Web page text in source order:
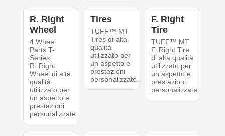
R. Right
Wheel
4 Wheel
Parts T-
Series
R. Right
Wheel di alta
qualità
utilizzato per
un aspetto e
prestazioni
personalizzate.
Tires
TUFF™ MT
Tires di alta
qualità
utilizzato per
un aspetto e
prestazioni
personalizzate.
F. Right
Tire
TUFF™ MT
F. Right Tire
di alta qualità
utilizzato per
un aspetto e
prestazioni
personalizzate.